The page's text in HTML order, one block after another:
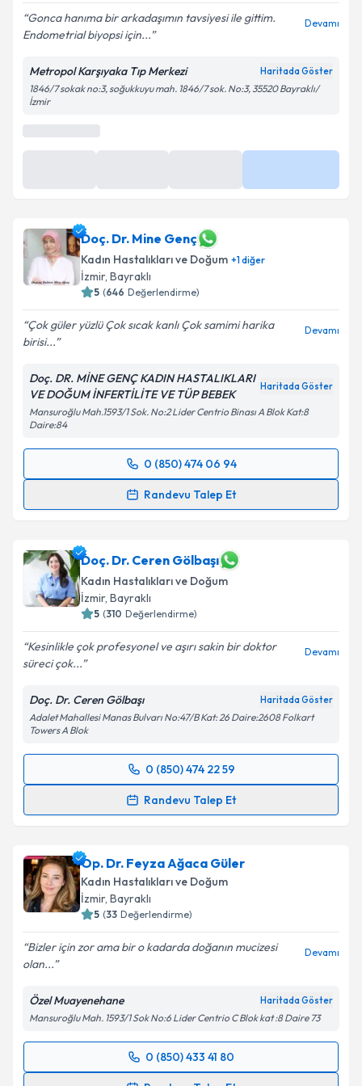
Gonca hanıma bir arkadaşımın tavsiyesi ile gittim.
Endometrial biyopsi için...
Devamı
Metropol Karşıyaka Tıp Merkezi Haritada Göster
1846/7 sokak no:3, soğukkuyu mah. 1846/7 sok. No:3, 35520 Bayraklı/
İzmir
En Yakın Saatler
Doç. Dr. Mine Genç
Kadın Hastalıkları ve Doğum +1diğer
İzmir, Bayraklı
5 (646 Değerlendirme)
Çok güler yüzlü Çok sıcak kanlı Çok samimi harika
birisi...
Devamı
Doç. DR. MİNE GENÇ KADIN HASTALIKLARI
VE DOĞUM İNFERTİLİTE VE TÜP BEBEK
Haritada Göster
Mansuroğlu Mah.1593/1 Sok. No:2 Lider Centrio Binası A Blok Kat:8
Daire:84
0 (850) 474 06 94
Randevu Talep Et
Randevu Takvimi Talebi
oluşturun. Size bu uzmandan randevu almanız için bir
takvim hazırlandığında e-posta ile bilgilendireceğiz.
E-posta Adresiniz
Kişisel verilerimin işlenmesine ilişkin
kapsamda işlenmesini kabul ediyorum.
Takvim Talebini Gönder
Doç. Dr. Ceren Gölbaşı
Kadın Hastalıkları ve Doğum
İzmir, Bayraklı
5 (310 Değerlendirme)
Kesinlikle çok profesyonel ve aşırı sakin bir doktor
süreci çok...
Devamı
Doç. Dr. Ceren Gölbaşı Haritada Göster
Adalet Mahallesi Manas Bulvarı No:47/B Kat: 26 Daire:2608 Folkart
Towers A Blok
0 (850) 474 22 59
Randevu Talep Et
Randevu Takvimi Talebi
oluşturun. Size bu uzmandan randevu almanız için bir
takvim hazırlandığında e-posta ile bilgilendireceğiz.
E-posta Adresiniz
kapsamda işlenmesini kabul ediyorum.
Takvim Talebini Gönder
Op. Dr. Feyza Ağaca Güler
Kadın Hastalıkları ve Doğum
İzmir, Bayraklı
5 (33 Değerlendirme)
Bizler için zor ama bir o kadarda doğanın mucizesi
olan...
Devamı
Özel Muayenehane Haritada Göster
Mansuroğlu Mah. 1593/1 Sok No:6 Lider Centrio C Blok kat :8 Daire 73
0 (850) 433 41 80
Randevu Takvimi Talebi